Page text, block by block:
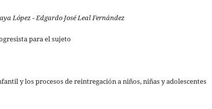
López - Edgardo José Leal Fernández
para el sujeto
y los procesos de reintregación a niños, niñas y adolescentes